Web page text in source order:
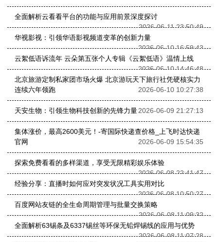
全面解析云看看平台的功能与应用前景深度探讨
2026-06-11 23:50:49
华视影视：引领华语影视频道变革的创新力量
2026-06-10 16:59:43
云絮低语诉流年 云朵第五张个人专辑《云絮低语》温情上线
2026-06-10 14:46:48
北京旅游定制私家团市场火爆 北京游玩天下旅行社凭硬核实力
连续六年领跑
2026-06-10 10:27:38
天安生物：引领生物科技创新的先锋力量2026-06-09 21:27:13
集体涨价，最高2600美元！-寄国际快递查价格_上飞时达快递
官网
2026-06-09 15:54:35
探索免费看看的多样渠道，享受无限精彩娱乐体验
2026-06-08 22:41:47
经验分享：直播时如何应对突发状况工具实用对比
2026-06-08 10:50:27
百度网站友链的全生命周期管理与批量交换策略
2026-06-08 11:09:32
全面解析63锡条及6337锡丝等环保无铅焊锡线的应用与优势
2026-06-08 11:07:28